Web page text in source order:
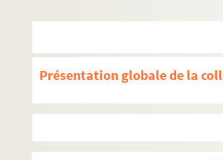
Présentation globale de la